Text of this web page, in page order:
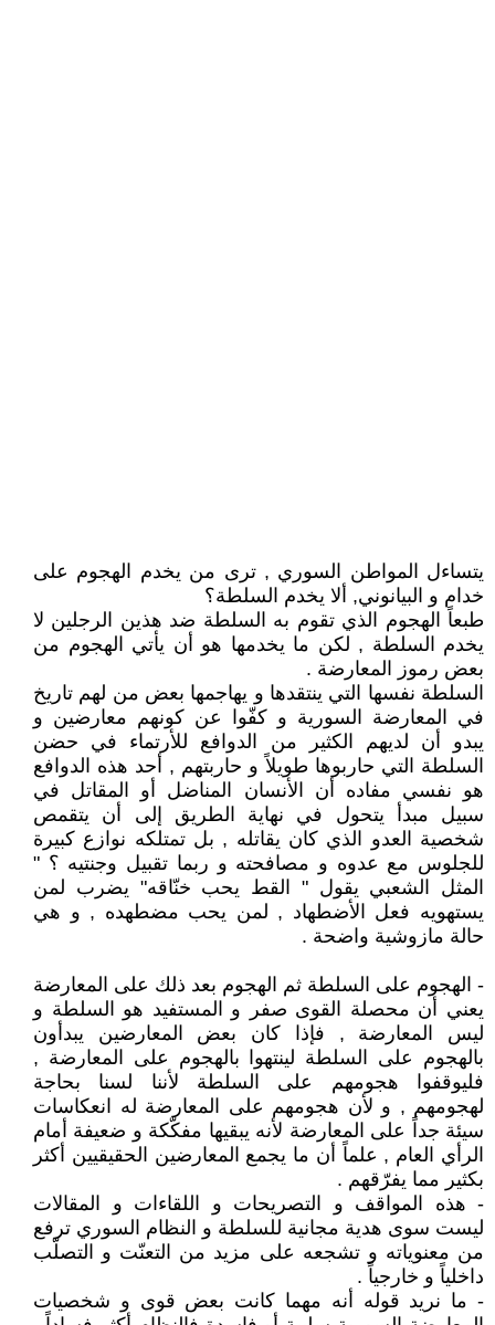
يتساءل المواطن السوري , ترى من يخدم الهجوم على
خدام و البيانوني, ألا يخدم السلطة؟
طبعاً الهجوم الذي تقوم به السلطة ضد هذين الرجلين لا
يخدم السلطة , لكن ما يخدمها هو أن يأتي الهجوم من
بعض رموز المعارضة .
السلطة نفسها التي ينتقدها و يهاجمها بعض من لهم تاريخ
في المعارضة السورية و كفّوا عن كونهم معارضين و
يبدو أن لديهم الكثير من الدوافع للأرتماء في حضن
السلطة التي حاربوها طويلاً و حاربتهم , أحد هذه الدوافع
هو نفسي مفاده أن الأنسان المناضل أو المقاتل في
سبيل مبدأ يتحول في نهاية الطريق إلى أن يتقمص
شخصية العدو الذي كان يقاتله , بل تمتلكه نوازع كبيرة
للجلوس مع عدوه و مصافحته و ربما تقبيل وجنتيه ؟ "
المثل الشعبي يقول " القط يحب خنّاقه" يضرب لمن
يستهويه فعل الأضطهاد , لمن يحب مضطهده , و هي
حالة مازوشية واضحة .
- الهجوم على السلطة ثم الهجوم بعد ذلك على المعارضة
يعني أن محصلة القوى صفر و المستفيد هو السلطة و
ليس المعارضة , فإذا كان بعض المعارضين يبدأون
بالهجوم على السلطة لينتهوا بالهجوم على المعارضة ,
فليوقفوا هجومهم على السلطة لأننا لسنا بحاجة
لهجومهم , و لأن هجومهم على المعارضة له انعكاسات
سيئة جداً على المعارضة لأنه يبقيها مفكّكة و ضعيفة أمام
الرأي العام , علماً أن ما يجمع المعارضين الحقيقيين أكثر
بكثير مما يفرّقهم .
- هذه المواقف و التصريحات و اللقاءات و المقالات
ليست سوى هدية مجانية للسلطة و النظام السوري ترفع
من معنوياته و تشجعه على مزيد من التعنّت و التصلّب
داخلياً و خارجياً .
- ما نريد قوله أنه مهما كانت بعض قوى و شخصيات